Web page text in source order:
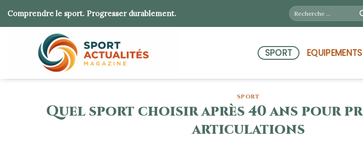
Comprendre le sport. Progresser durablement.
SPORT EQUIPEMENTS
SPORT
Quel sport choisir après 40 ans pour
articulations